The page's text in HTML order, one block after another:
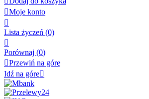
Moje konto

Lista życzeń (0)

Porównaj (0)
Przewiń na górę
Idź na górę